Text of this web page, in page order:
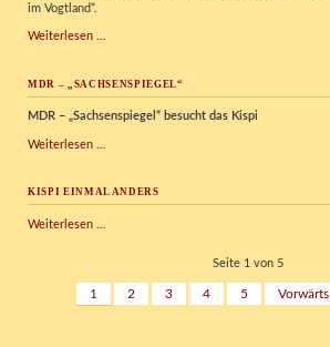
im Vogtland“.
Weiterlesen …
Award
Rotary
MDR – „SACHSENSPIEGEL“
MDR – „Sachsenspiegel“ besucht das Kispi
Weiterlesen …
KISPI EINMAL ANDERS
Weiterlesen …
Seite 1 von 5
1 2 3 4 5 Vorwärts